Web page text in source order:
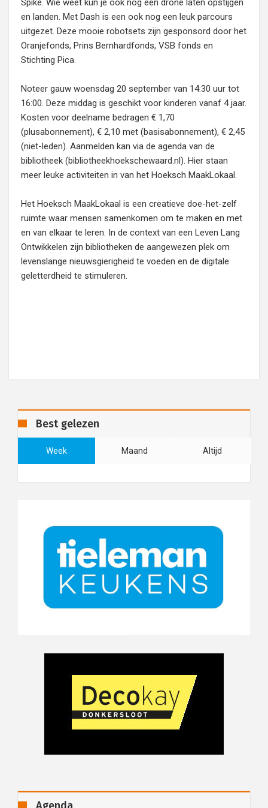
Spike. Wie weet kun je ook nog een drone laten opstijgen
en landen. Met Dash is een ook nog een leuk parcours
uitgezet. Deze mooie robotsets zijn gesponsord door het
Oranjefonds, Prins Bernhardfonds, VSB fonds en
Stichting Pica.
Noteer gauw woensdag 20 september van 14:30 uur tot
16:00. Deze middag is geschikt voor kinderen vanaf 4 jaar.
Kosten voor deelname bedragen € 1,70
(plusabonnement), € 2,10 met (basisabonnement), € 2,45
(niet-leden). Aanmelden kan via de agenda van de
bibliotheek (bibliotheekhoekschewaard.nl). Hier staan
meer leuke activiteiten in van het Hoeksch MaakLokaal.
Het Hoeksch MaakLokaal is een creatieve doe-het-zelf
ruimte waar mensen samenkomen om te maken en met
en van elkaar te leren. In de context van een Leven Lang
Ontwikkelen zijn bibliotheken de aangewezen plek om
levenslange nieuwsgierigheid te voeden en de digitale
geletterdheid te stimuleren.
Best gelezen
Week Maand Altijd